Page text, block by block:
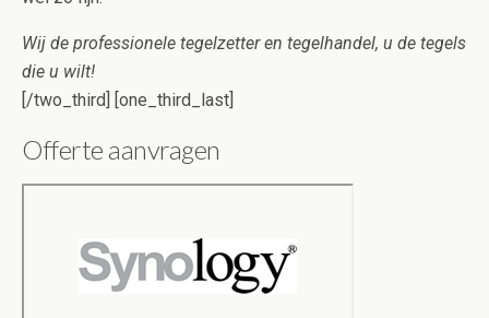
Wij de professionele tegelzetter en tegelhandel, u de tegels
die u wilt!
[/two_third] [one_third_last]
Offerte aanvragen